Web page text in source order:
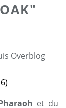
Overblog
et du